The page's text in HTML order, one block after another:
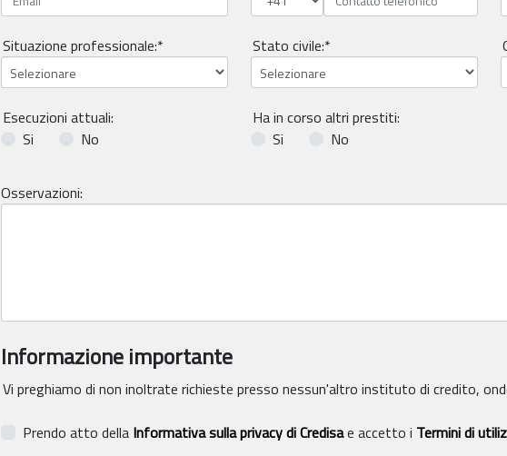
Situazione professionale:* Stato civile:*
Esecuzioni attuali:
Si
No
Ha in corso altri prestiti:
Si
No
Osservazioni:
Informazione importante
Vi preghiamo di non inoltrate richieste presso nessun'altro instituto di credito,
Prendo atto della Informativa sulla privacy di Credisae accetto i Termini di